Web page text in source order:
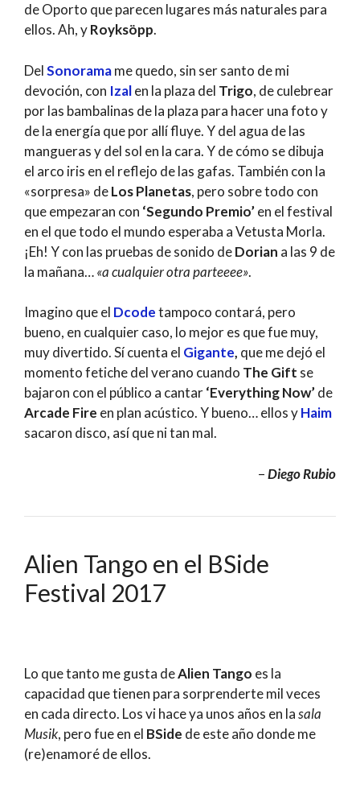
de Oporto que parecen lugares más naturales para
ellos. Ah, yRoyksöpp.
DelSonoramame quedo, sin ser santo de mi
devoción, con Izalen la plaza del Trigo, de culebrear
por las bambalinas de la plaza para hacer una foto y
de la energía que por allí fluye. Y del agua de las
mangueras y del sol en la cara. Y de cómo se dibuja
el arco iris en el reflejo de las gafas. También con la
«sorpresa» deLos Planetas, pero sobre todo con
que empezaran con ‘Segundo Premio’en el festival
en el que todo el mundo esperaba a Vetusta Morla.
¡Eh! Y con las pruebas de sonido deDorian a las 9 de
la mañana…«a cualquier otra parteeee».
Imagino que el Dcodetampoco contará, pero
bueno, en cualquier caso, lo mejor es que fue muy,
muy divertido. Sí cuenta el Gigante, que me dejó el
momento fetiche del verano cuando The Gift se
bajaron con el público a cantar‘Everything Now’de
Arcade Fire en plan acústico. Y bueno… ellos yHaim
sacaron disco, así que ni tan mal.
–Diego Rubio
Alien Tango en el BSide
Festival 2017
Lo que tanto me gusta deAlien Tango es la
capacidad que tienen para sorprenderte mil veces
en cada directo. Los vi hace ya unos años en lasala
Musik, pero fue en el BSide de este año donde me
(re)enamoré de ellos.